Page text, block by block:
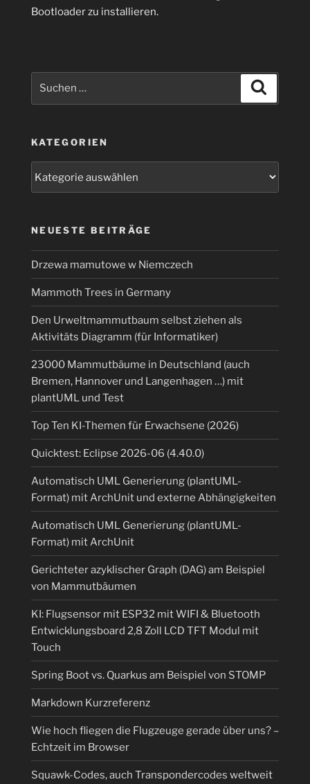
Bootloader zu installieren.
KATEGORIEN
NEUESTE BEITRÄGE
Drzewa mamutowe w Niemczech
Mammoth Trees in Germany
Den Urweltmammutbaum selbst ziehen als
Aktivitäts Diagramm (für Informatiker)
23000 Mammutbäume in Deutschland (auch
Bremen, Hannover und Langenhagen …) mit
plantUML und Test
Top Ten KI-Themen für Erwachsene (2026)
Quicktest: Eclipse 2026-06 (4.40.0)
Automatisch UML Generierung (plantUML-
Format) mit ArchUnit und externe Abhängigkeiten
Automatisch UML Generierung (plantUML-
Format) mit ArchUnit
Gerichteter azyklischer Graph (DAG) am Beispiel
von Mammutbäumen
KI: Flugsensor mit ESP32 mit WIFI & Bluetooth
Entwicklungsboard 2,8 Zoll LCD TFT Modul mit
Touch
Spring Boot vs. Quarkus am Beispiel von STOMP
Markdown Kurzreferenz
Wie hoch fliegen die Flugzeuge gerade über uns? –
Echtzeit im Browser
Squawk-Codes, auch Transpondercodes weltweit